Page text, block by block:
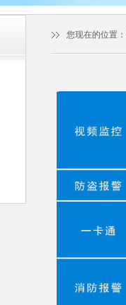
您现在的位置：